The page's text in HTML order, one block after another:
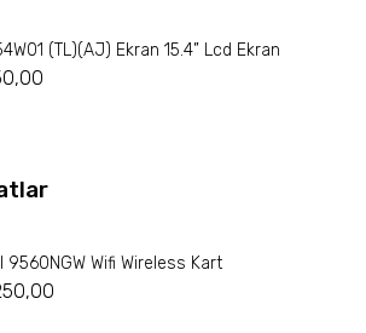
(TL)(AJ) Ekran 15.4” Lcd Ekran
9560NGW Wifi Wireless Kart